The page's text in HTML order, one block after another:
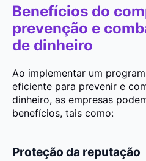
Benefícios do
prevenção e
de dinheiro
Ao implementar um
eficiente para prevenir e
dinheiro, as empresas
benefícios, tais como:
Proteção da reputação